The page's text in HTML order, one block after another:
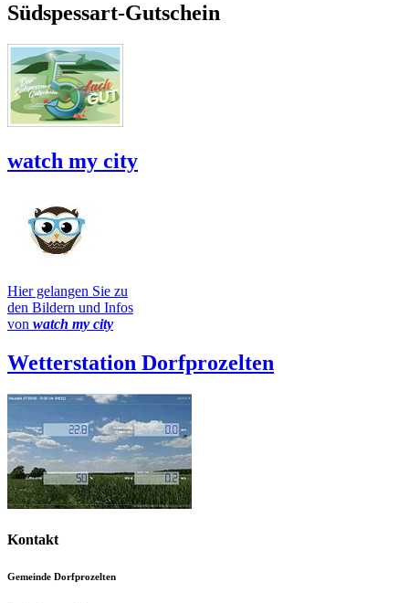
Südspessart-Gutschein
watch my city
Hier gelangen Sie zu
den Bildern und Infos
von watch my city
Wetterstation Dorfprozelten
Kontakt
Gemeinde Dorfprozelten